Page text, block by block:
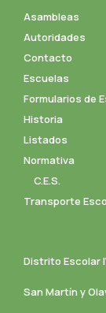
Asambleas
Autoridades
Contacto
Escuelas
Formularios de
Historia
Listados
Normativa
C.E.S.
Transporte
Distrito Escolar
San Martín y